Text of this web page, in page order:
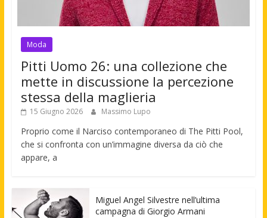
Moda
Pitti Uomo 26: una collezione che
mette in discussione la percezione
stessa della maglieria
15 Giugno 2026 Massimo Lupo
Proprio come il Narciso contemporaneo di The Pitti Pool,
che si confronta con un’immagine diversa da ciò che
appare, a
Miguel Angel Silvestre nell’ultima
campagna di Giorgio Armani